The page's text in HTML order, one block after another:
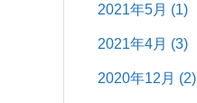
2021年5月 (1)
2021年4月 (3)
2020年12月 (2)